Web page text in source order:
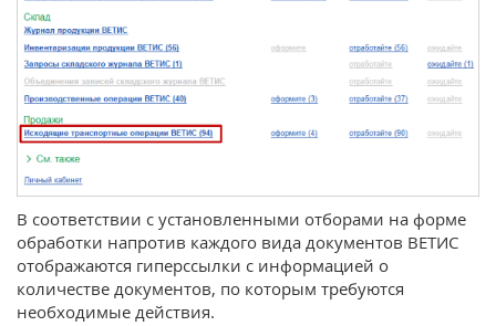
В соответствии с установленными отборами на форме
обработки напротив каждого вида документов ВЕТИС
отображаются гиперссылки с информацией о
количестве документов, по которым требуются
необходимые действия.